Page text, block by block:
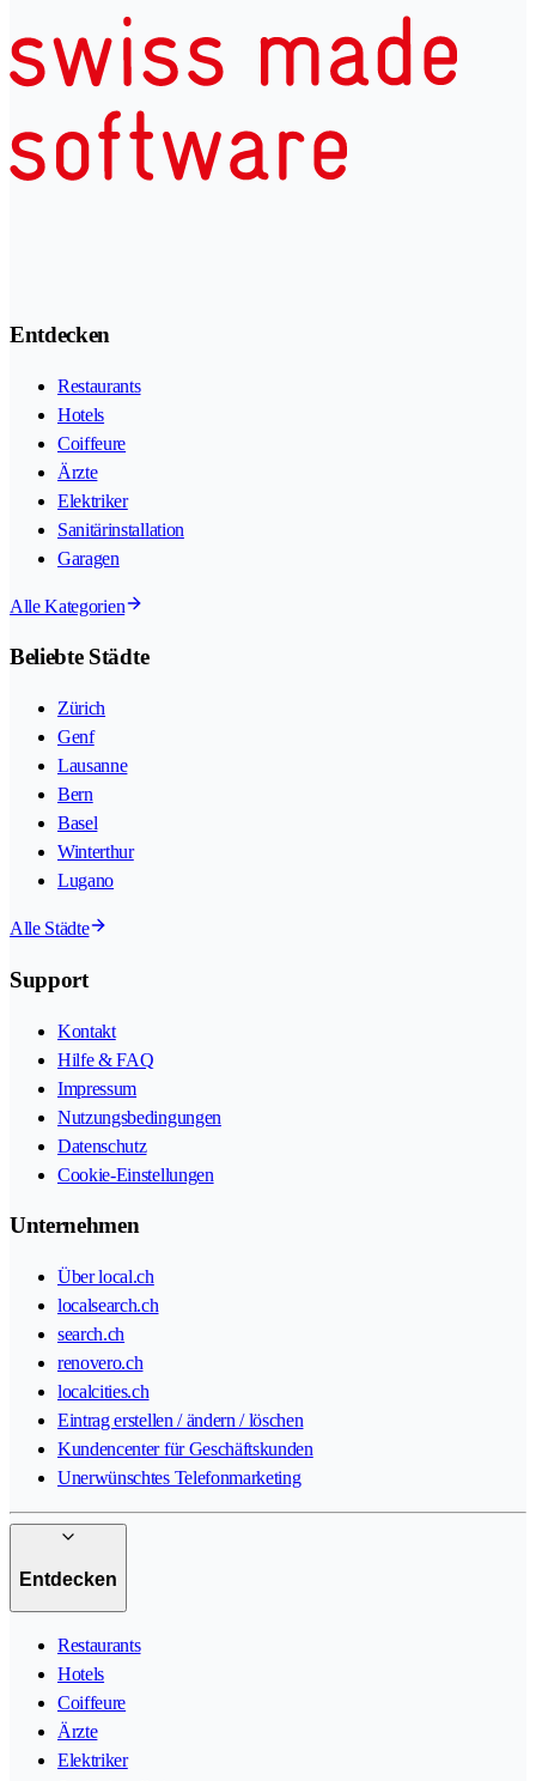
Entdecken
Restaurants
Hotels
Coiffeure
Ärzte
Elektriker
Sanitärinstallation
Garagen
Alle Kategorien
Beliebte Städte
Zürich
Genf
Lausanne
Bern
Basel
Winterthur
Lugano
Alle Städte
Support
Kontakt
Hilfe & FAQ
Impressum
Nutzungsbedingungen
Datenschutz
Cookie-Einstellungen
Unternehmen
Über local.ch
localsearch.ch
search.ch
renovero.ch
localcities.ch
Eintrag erstellen / ändern / löschen
Kundencenter für Geschäftskunden
Unerwünschtes Telefonmarketing
Entdecken
Restaurants
Hotels
Coiffeure
Ärzte
Elektriker